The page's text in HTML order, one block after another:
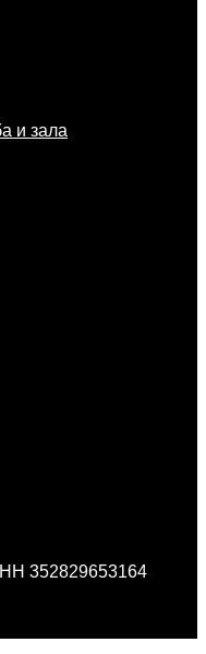
и зала
352829653164